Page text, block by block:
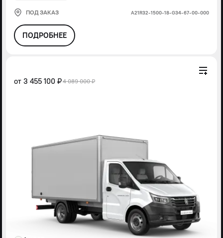
ПОД ЗАКАЗ А21R32-1500-18-G34-67-00-000
ПОДРОБНЕЕ
от 3 455 100 ₽4 089 000 ₽